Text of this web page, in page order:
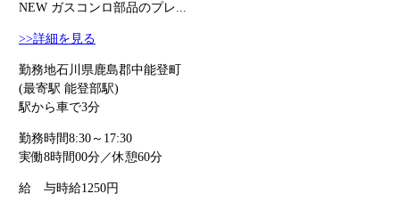
NEWガスコンロ部品のプレ...
>>詳細を見る
勤務地石川県鹿島郡中能登町
(最寄駅 能登部駅)
駅から車で3分
勤務時間8:30～17:30
実働8時間00分／休憩60分
給 与時給1250円